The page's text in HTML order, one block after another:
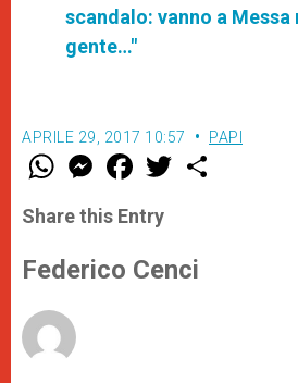
scandalo: vanno a
gente…"
APRILE 29, 2017 10:57 PAPI
W
t
s
p
p
M
e
s
e
g
e
F
a
e
b
o
k
w
r
Share this Entry
Federico Cenci